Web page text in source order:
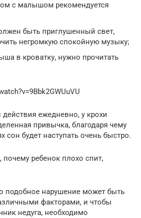
с малышом рекомендуется
быть приглушенный свет,
негромкую спокойную музыку;
в кроватку, нужно прочитать
ежедневно, у крохи
привычка, благодаря чему
сон будет наступать очень быстро.
почему ребенок плохо спит,
подобное нарушение может быть
факторами, и чтобы
недуга, необходимо